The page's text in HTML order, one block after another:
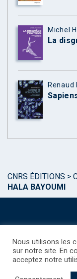
Michel
La
Renaud
CNRS ÉDITIONS >
HALA BAYOUMI
©CNRS EDITIONS 2025
Nous utilisons les
sur notre site. En
acceptez notre